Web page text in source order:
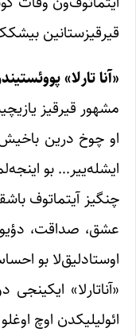
قیرقیزستانین
«آنا تارلا»
مشهور قیرقیز
او چوخ درین
ایشله‌ییر… بو
چنگیز آیتماتوف
عشق، صداقت،
اوستادلیق‌لا بو
«آناتارلا»
ائولیلیکدن اوچ